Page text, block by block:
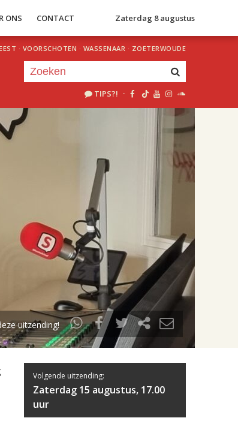
ONS CONTACT Zaterdag 8 augustus
· VOORSCHOTEN · WASSENAAR · ZOETERWOUDE
TIPS?! ·
uur 1 van 2
Volgend uur
uitzending!
Volgende uitzending:
Zaterdag 15 augustus, 17.00
uur